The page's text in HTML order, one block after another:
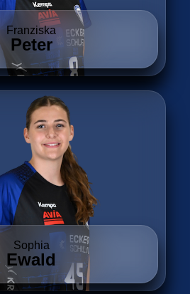
Franziska
Peter
Sophia
Ewald